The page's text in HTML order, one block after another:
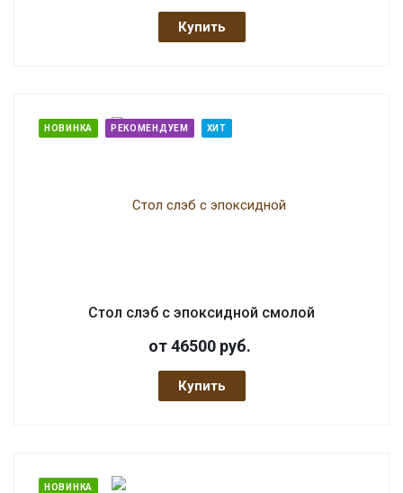
Купить
НОВИНКА РЕКОМЕНДУЕМ ХИТ
Стол слэб с эпоксидной смолой
от 46500 руб.
Купить
НОВИНКА